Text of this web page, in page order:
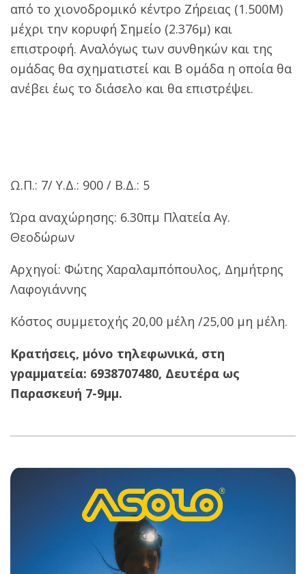
από το χιονοδρομικό κέντρο Ζήρειας (1.500Μ)
μέχρι την κορυφή Σημείο (2.376μ) και
επιστροφή. Αναλόγως των συνθηκών και της
ομάδας θα σχηματιστεί και Β ομάδα η οποία θα
ανέβει έως το διάσελο και θα επιστρέψει.
Ω.Π.: 7/ Y.Δ.: 900 / B.Δ.: 5
Ώρα αναχώρησης: 6.30πμ Πλατεία Αγ.
Θεοδώρων
Αρχηγοί: Φώτης Χαραλαμπόπουλος, Δημήτρης
Λαφογιάννης
Κόστος συμμετοχής 20,00 μέλη /25,00 μη μέλη.
Κρατήσεις, μόνο τηλεφωνικά, στη
γραμματεία: 6938707480, Δευτέρα ως
Παρασκευή 7-9μμ.
02-